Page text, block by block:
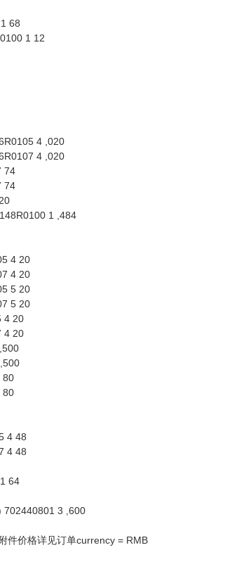
68
1 12
4 ,020
4 ,020
74
74
1 ,484
4 20
4 20
5 20
5 20
4 20
4 20
80
80
4 48
4 48
64
702440801 3 ,600
件价格详见订单currency = RMB